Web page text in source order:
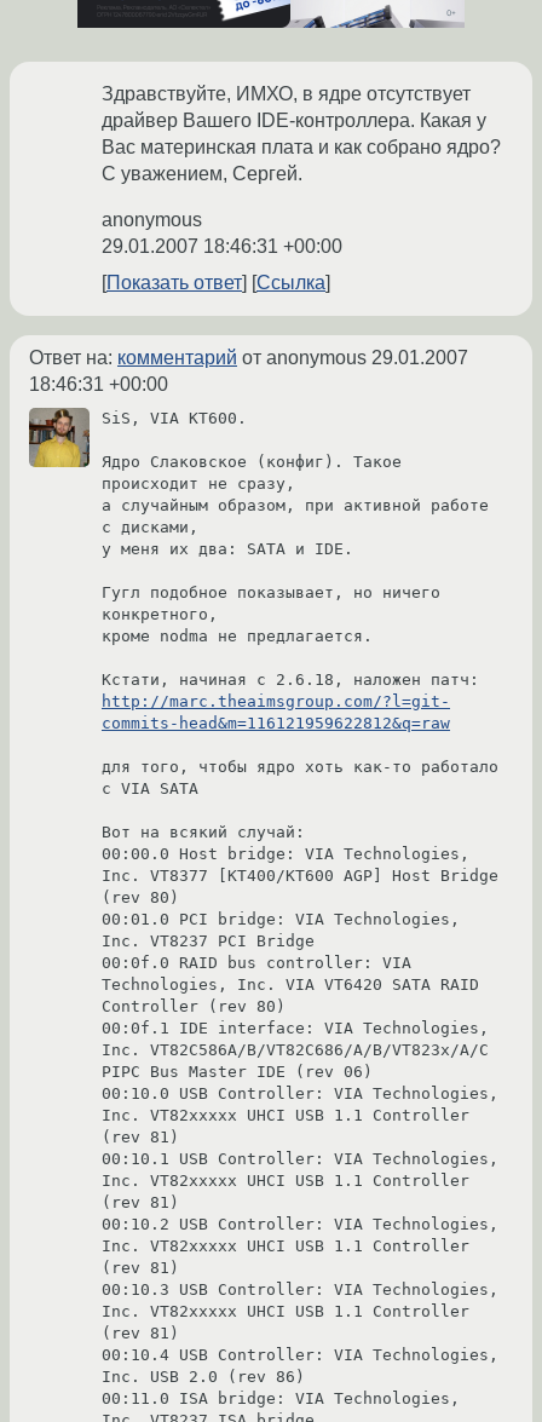
Здравствуйте, ИМХО, в ядре отсутствует
драйвер Вашего IDE-контроллера. Какая у
Вас материнская плата и как собрано ядро?
С уважением, Сергей.
anonymous
29.01.2007 18:46:31 +00:00
Показать ответ
Ссылка
Ответ на: комментарий от anonymous 29.01.2007
18:46:31 +00:00
SiS, VIA KT600.
Ядро Слаковское (конфиг). Такое
происходит не сразу,
а случайным образом, при активной работе
с дисками,
у меня их два: SATA и IDE.
Гугл подобное показывает, но ничего
конкретного,
кроме nodma не предлагается.
http://marc.theaimsgroup.com/?l=git-
для того, чтобы ядро хоть как-то работало
с VIA SATA
Вот на всякий случай:
00:00.0 Host bridge: VIA Technologies,
Inc. VT8377 [KT400/KT600 AGP] Host Bridge
(rev 80)
00:01.0 PCI bridge: VIA Technologies,
Inc. VT8237 PCI Bridge
00:0f.0 RAID bus controller: VIA
Technologies, Inc. VIA VT6420 SATA RAID
Controller (rev 80)
00:0f.1 IDE interface: VIA Technologies,
Inc. VT82C586A/B/VT82C686/A/B/VT823x/A/C
PIPC Bus Master IDE (rev 06)
00:10.0 USB Controller: VIA Technologies,
Inc. VT82xxxxx UHCI USB 1.1 Controller
(rev 81)
00:10.1 USB Controller: VIA Technologies,
Inc. VT82xxxxx UHCI USB 1.1 Controller
(rev 81)
00:10.2 USB Controller: VIA Technologies,
Inc. VT82xxxxx UHCI USB 1.1 Controller
(rev 81)
00:10.3 USB Controller: VIA Technologies,
Inc. VT82xxxxx UHCI USB 1.1 Controller
(rev 81)
00:10.4 USB Controller: VIA Technologies,
Inc. USB 2.0 (rev 86)
00:11.0 ISA bridge: VIA Technologies,